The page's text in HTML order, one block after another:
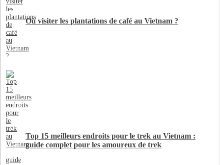
Où visiter les plantations de café au Vietnam ?
Top 15 meilleurs endroits pour le trek au Vietnam :
guide complet pour les amoureux de trek